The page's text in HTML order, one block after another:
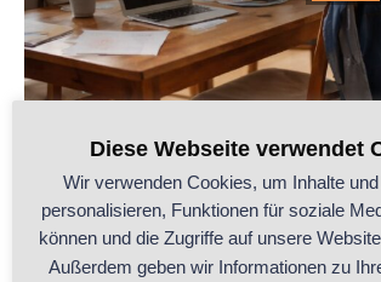
Umbruch im Leben? Warum Du
eigenen Raum brauchst
Diese Webseite verwendet
Wir verwenden Cookies, um Inhalte
personalisieren, Funktionen für soziale
können und die Zugriffe auf unsere
Außerdem geben wir Informationen zu